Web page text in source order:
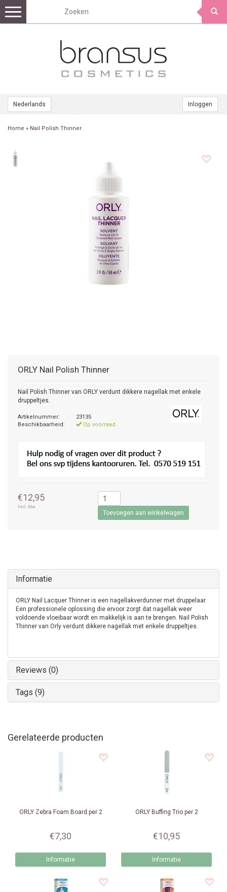
Nederlands Inloggen
Toggle
navigation
Home » Nail Polish Thinner
ORLY Nail Polish Thinner
Nail Polish Thinner van ORLY verdunt dikkere nagellak met enkele
druppeltjes.
Artikelnummer:
23135
Beschikbaarheid:
Op voorraad
€12,95
Incl. btw
Toevoegen aan winkelwagen
Informatie
ORLY Nail Lacquer Thinner is een nagellakverdunner met druppelaar.
Een professionele oplossing die ervoor zorgt dat nagellak weer
voldoende vloeibaar wordt en makkelijk is aan te brengen. Nail Polish
Thinner van Orly verdunt dikkere nagellak met enkele druppeltjes.
Reviews (0)
Tags (9)
Gerelateerde producten
ORLYZebra Foam Board per 2
€7,30
Informatie
ORLYBuffing Trio per 2
€10,95
Informatie